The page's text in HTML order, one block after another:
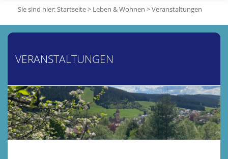
Sie sind hier:Startseite> Leben & Wohnen >Veranstaltungen
VERANSTALTUNGEN